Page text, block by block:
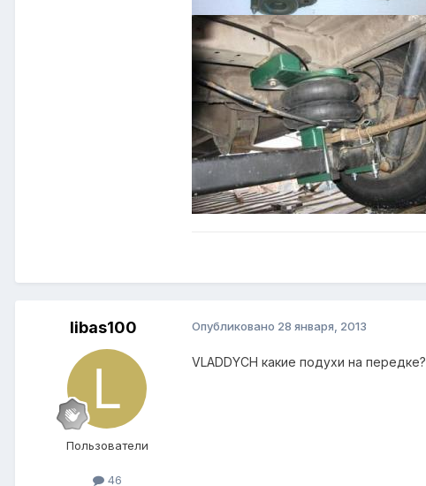
libas100
Пользователи
46
Опубликовано 28 января, 2013
VLADDYCH какие подухи на передке?